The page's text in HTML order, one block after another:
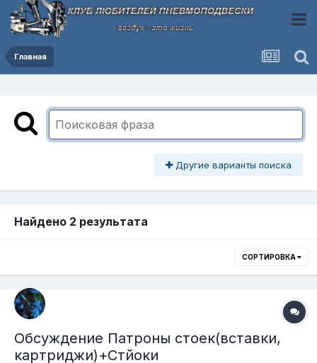
Главная
Другие варианты поиска
Найдено 2 результата
СОРТИРОВКА
Обсуждение Патроны стоек(вставки,
картриджи)+Стйоки